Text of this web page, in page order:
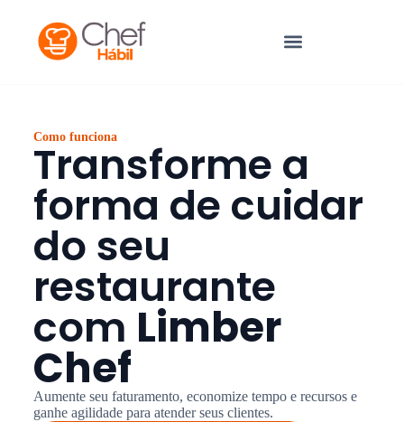
Como funciona
Transforme a
forma de cuidar
do seu
restaurante
com Limber
Chef
Aumente seu faturamento, economize tempo e recursos e
ganhe agilidade para atender seus clientes.